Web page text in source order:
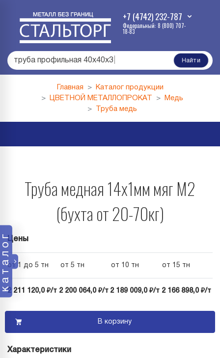
+7 (4742) 232-787
Федеральный: 8 (800) 707-
18-83
труба профильная 40х40х3 Найти
каталог
Главная
Каталог продукции
ЦВЕТНОЙ МЕТАЛЛОПРОКАТ
Медь
Труба медь
Труба медная 14х1мм мяг М2
(бухта от 20-70кг)
Цены
от 1 до 5 тн от 5 тн от 10 тн от 15 тн
2 211 120,0 ₽/т 2 200 064,0 ₽/т 2 189 009,0 ₽/т 2 166 898,0 ₽/т
В корзину
Характеристики